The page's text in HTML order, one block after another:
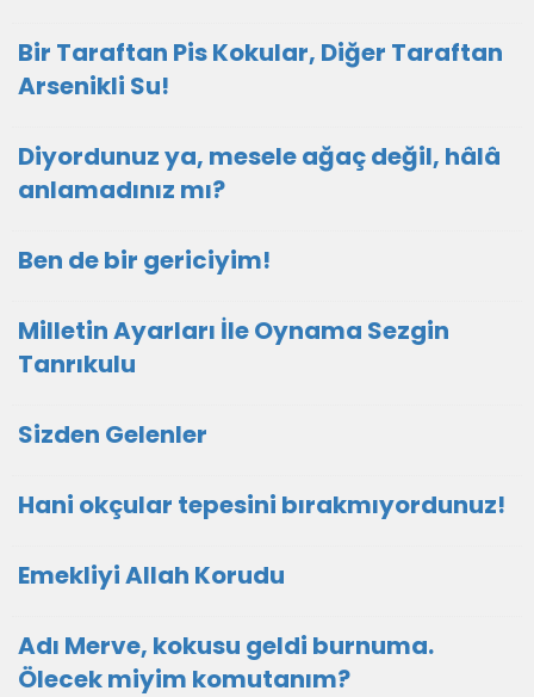
Bir Taraftan Pis Kokular, Diğer Taraftan
Arsenikli Su!
Diyordunuz ya, mesele ağaç değil, hâlâ
anlamadınız mı?
Ben de bir gericiyim!
Milletin Ayarları İle Oynama Sezgin
Tanrıkulu
Sizden Gelenler
Hani okçular tepesini bırakmıyordunuz!
Emekliyi Allah Korudu
Adı Merve, kokusu geldi burnuma.
Ölecek miyim komutanım?